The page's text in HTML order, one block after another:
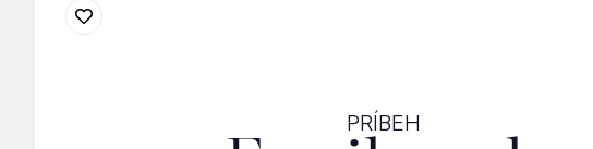
PRÍBEH